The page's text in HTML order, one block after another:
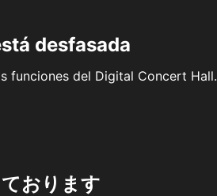
desfasada
funciones del Digital Concert Hall.
おります